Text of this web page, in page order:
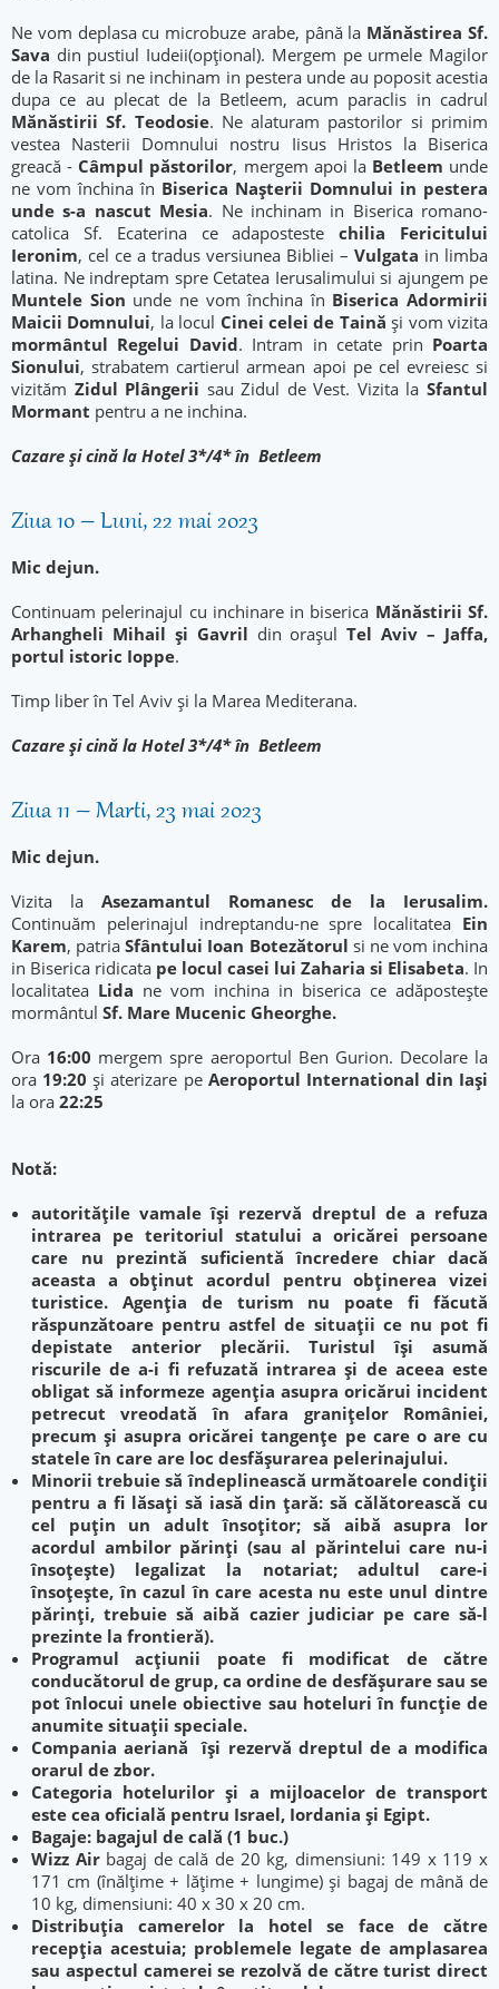
Ne vom deplasa cu microbuze arabe, până la Mănăstirea Sf.
Sava din pustiul Iudeii(opţional). Mergem pe urmele Magilor
de la Rasarit si ne inchinam in pestera unde au poposit acestia
dupa ce au plecat de la Betleem, acum paraclis in cadrul
Mănăstirii Sf. Teodosie. Ne alaturam pastorilor si primim
vestea Nasterii Domnului nostru Iisus Hristos la Biserica
greacă - Câmpul păstorilor, mergem apoi la Betleem unde
ne vom închina în Biserica Naşterii Domnului in pestera
unde s-a nascut Mesia. Ne inchinam in Biserica romano-
catolica Sf. Ecaterina ce adapostestechilia Fericitului
Ieronim, cel ce a tradus versiunea Bibliei – Vulgata in limba
latina. Ne indreptam spre Cetatea Ierusalimului si ajungem pe
Muntele Sion unde ne vom închina în Biserica Adormirii
Maicii Domnului, la locul Cinei celei de Taină şi vom vizita
mormântul Regelui David. Intram in cetate prin Poarta
Sionului, strabatem cartierul armean apoi pe cel evreiesc si
vizităm Zidul Plângerii sau Zidul de Vest. Vizita laSfantul
Mormant pentru a ne inchina.
Cazare şi cină la Hotel 3*/4* în Betleem
Ziua 10 – Luni, 22 mai 2023
Mic dejun.
Continuam pelerinajul cu inchinare in biserica Mănăstirii Sf.
Arhangheli Mihail şi Gavril din oraşulTel Aviv – Jaffa,
portul istoric Ioppe.
Timp liber în Tel Aviv și la Marea Mediterana.
Cazare şi cină la Hotel 3*/4* în Betleem
Ziua 11 – Marti, 23 mai 2023
Mic dejun.
Vizita la Asezamantul Romanesc de la Ierusalim.
Continuăm pelerinajul indreptandu-ne spre localitatea Ein
Karem, patriaSfântului Ioan Botezătorul si ne vom inchina
in Biserica ridicata pe locul casei lui Zaharia si Elisabeta. In
localitatea Lida ne vom inchina in biserica ce adăposteşte
mormântul Sf. Mare Mucenic Gheorghe.
Ora 16:00 mergem spre aeroportul Ben Gurion. Decolare la
ora 19:20 și aterizare pe Aeroportul International din Iași
la ora 22:25
Notă:
autorităţile vamale îşi rezervă dreptul de a refuza
intrarea pe teritoriul statului a oricărei persoane
care nu prezintă suficientă încredere chiar dacă
aceasta a obţinut acordul pentru obţinerea vizei
turistice. Agenţia de turism nu poate fi făcută
răspunzătoare pentru astfel de situaţii ce nu pot fi
depistate anterior plecării. Turistul îşi asumă
riscurile de a-i fi refuzată intrarea şi de aceea este
obligat să informeze agenţia asupra oricărui incident
petrecut vreodată în afara graniţelor României,
precum şi asupra oricărei tangenţe pe care o are cu
statele în care are loc desfăşurarea pelerinajului.
Minorii trebuie să îndeplinească următoarele condiţii
pentru a fi lăsaţi să iasă din ţară: să călătorească cu
cel puţin un adult însoţitor; să aibă asupra lor
acordul ambilor părinţi (sau al părintelui care nu-i
însoţeşte) legalizat la notariat; adultul care-i
însoţeşte, în cazul în care acesta nu este unul dintre
părinţi, trebuie să aibă cazier judiciar pe care să-l
prezinte la frontieră).
Programul acţiunii poate fi modificat de către
conducătorul de grup, ca ordine de desfăşurare sau se
pot înlocui unele obiective sau hoteluri în funcţie de
anumite situaţii speciale.
Compania aeriană îşi rezervă dreptul de a modifica
orarul de zbor.
Categoria hotelurilor şi a mijloacelor de transport
este cea oficială pentru Israel, Iordania şi Egipt.
Bagaje: bagajul de cală (1 buc.)
Wizz Air bagaj de cală de 20 kg, dimensiuni: 149 x 119 x
171 cm (înălţime + lăţime + lungime) și bagaj de mână de
10 kg, dimensiuni: 40 x 30 x 20 cm.
Distribuția camerelor la hotel se face de către
recepția acestuia; problemele legate de amplasarea
sau aspectul camerei se rezolvă de către turist direct